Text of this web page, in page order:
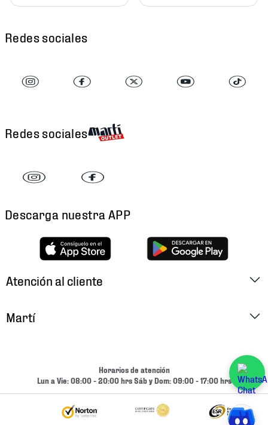
Redes sociales
Redes sociales
Descarga nuestra APP
Atención al cliente
Cambios y Devoluciones
Martí
Términos y Condiciones
Horarios de atención
Lun a Vie: 08:00 - 20:00 hrs Sáb y Dom: 09:00 - 17:00 hrs